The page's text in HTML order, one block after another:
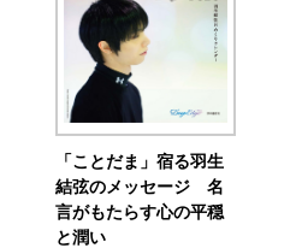
「ことだま」宿る羽生
結弦のメッセージ 名
言がもたらす心の平穏
と潤い